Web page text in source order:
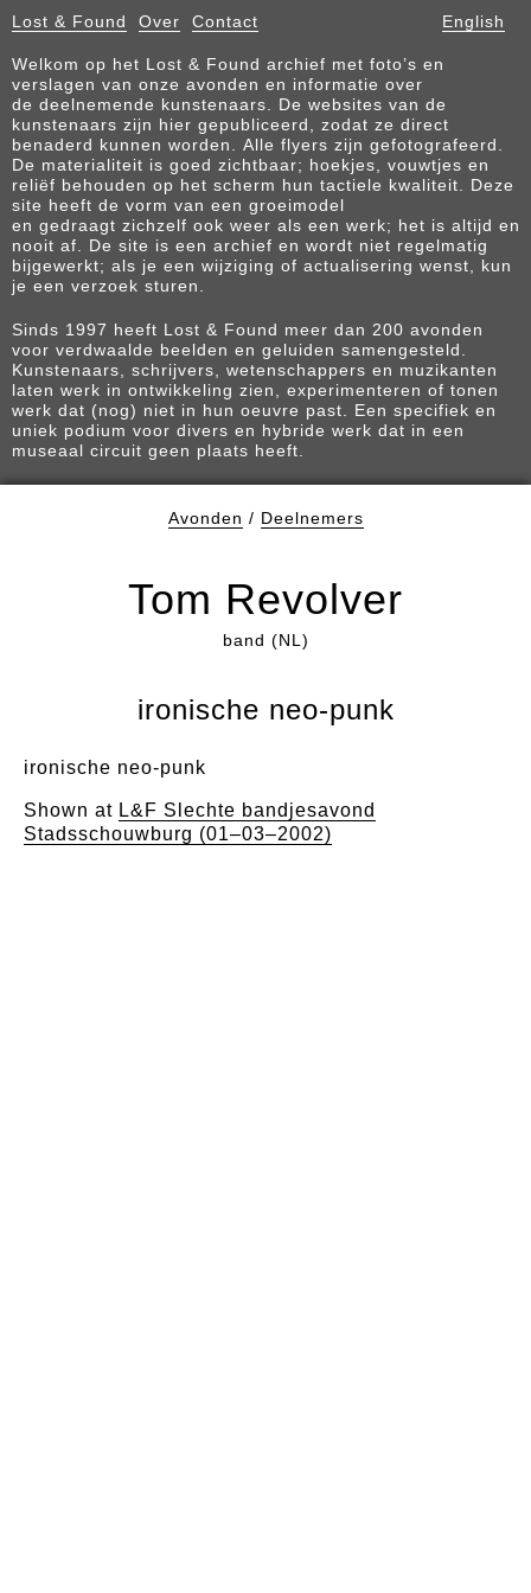
Lost & Found Over Contact English
Welkom op het Lost & Found archief met foto’s en
verslagen van onze avonden en informatie over
de deelnemende kunstenaars. De websites van de
kunstenaars zijn hier gepubliceerd, zodat ze direct
benaderd kunnen worden. Alle flyers zijn gefotografeerd.
De materialiteit is goed zichtbaar; hoekjes, vouwtjes en
reliëf behouden op het scherm hun tactiele kwaliteit. Deze
site heeft de vorm van een groeimodel
en gedraagt zichzelf ook weer als een werk; het is altijd en
nooit af. De site is een archief en wordt niet regelmatig
bijgewerkt; als je een wijziging of actualisering wenst, kun
je een verzoek sturen.
Sinds 1997 heeft Lost & Found meer dan 200 avonden
voor verdwaalde beelden en geluiden samengesteld.
Kunstenaars, schrijvers, wetenschappers en muzikanten
laten werk in ontwikkeling zien, experimenteren of tonen
werk dat (nog) niet in hun oeuvre past. Een specifiek en
uniek podium voor divers en hybride werk dat in een
museaal circuit geen plaats heeft.
Avonden / Deelnemers
Tom Revolver
band (NL)
ironische neo-punk
ironische neo-punk
Shown at L&F Slechte bandjesavond
Stadsschouwburg (01–03–2002)